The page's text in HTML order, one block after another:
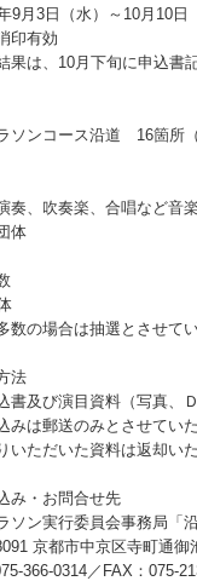
9月3日（水）～10月10
印有効
果は、10月下旬に申込書
ソンコース沿道 16箇所
奏、吹奏楽、合唱など音
体
数の場合は抽選とさせて
法
書及び演目資料（写真、
みは郵送のみとさせてい
いただいた資料は返却い
み・お問合せ先
ソン実行委員会事務局「
京都市中京区寺町通
366-0314／FAX：075-